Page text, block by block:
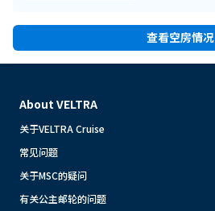
查看空房情况
About VELTRA
关于VELTRA Cruise
常见问题
关于MSC的疑问
有关公主邮轮的问题